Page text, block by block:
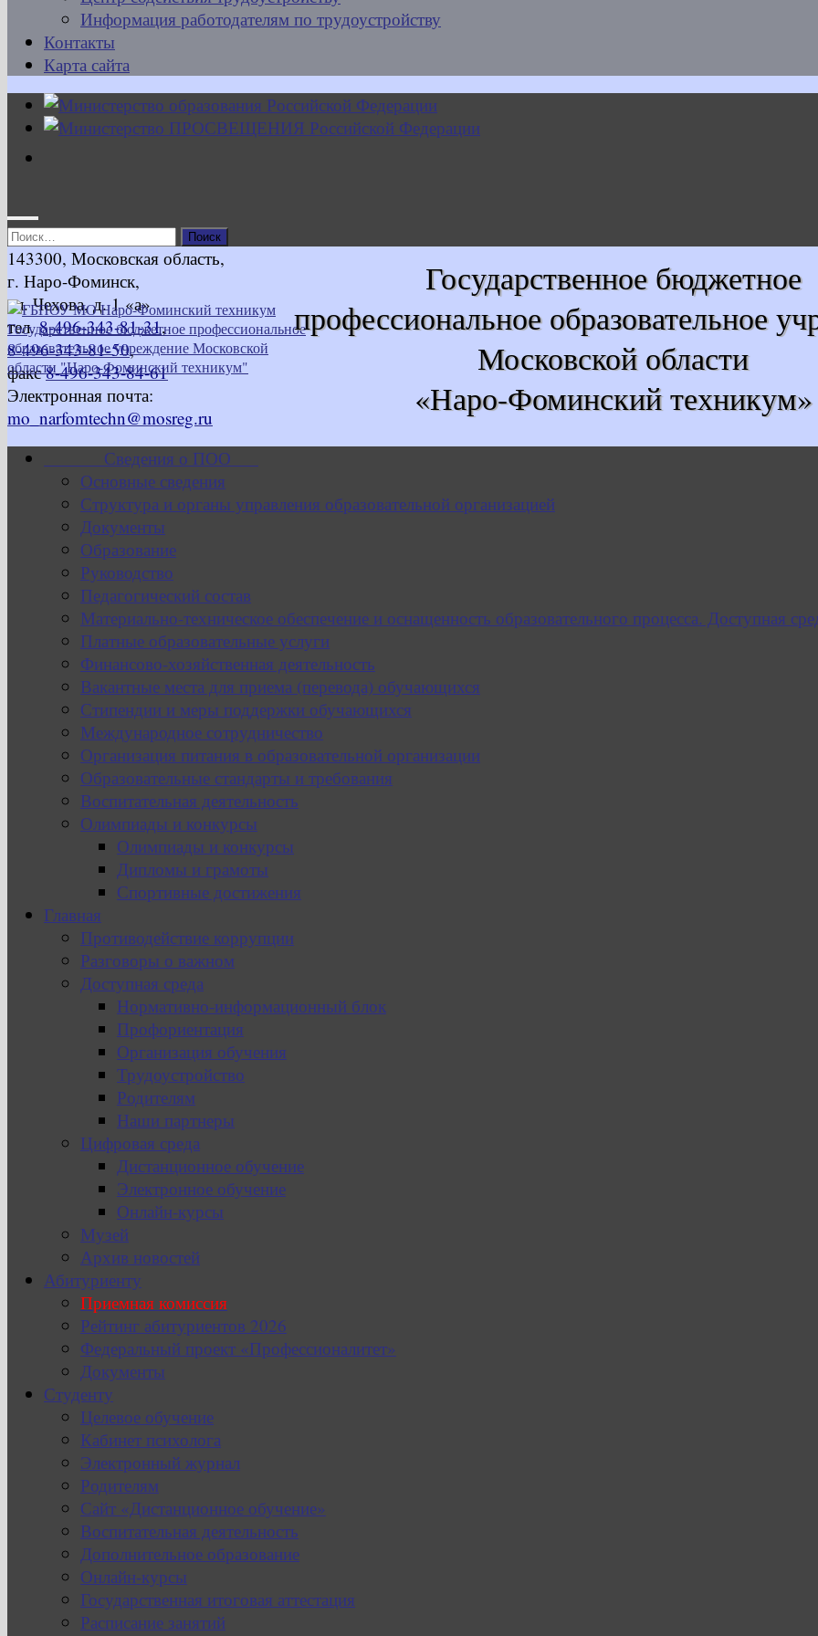
Информация работодателям по трудоустройству
Контакты
Карта сайта
Найти:
Государственное бюджетное
профессиональное образовательное
Московской области
«Наро-Фоминский техникум»
143300, Московская область,
г. Наро-Фоминск,
ул. Чехова, д. 1 «а»
тел.8-496-343-81-31,
8-496-343-81-50,
факс8-496-343-84-61
Электронная почта:
mo_narfomtechn@mosreg.ru
Сведения о ПОО
Основные сведения
Структура и органы управления образовательной организацией
Документы
Образование
Руководство
Педагогический состав
Материально-техническое обеспечение и оснащенность образовательного процесса. Доступная
Платные образовательные услуги
Финансово-хозяйственная деятельность
Вакантные места для приема (перевода) обучающихся
Стипендии и меры поддержки обучающихся
Международное сотрудничество
Организация питания в образовательной организации
Образовательные стандарты и требования
Воспитательная деятельность
Олимпиады и конкурсы
Олимпиады и конкурсы
Дипломы и грамоты
Спортивные достижения
Главная
Противодействие коррупции
Разговоры о важном
Доступная среда
Нормативно-информационный блок
Профориентация
Организация обучения
Трудоустройство
Родителям
Наши партнеры
Цифровая среда
Дистанционное обучение
Электронное обучение
Онлайн-курсы
Музей
Архив новостей
Абитуриенту
Приемная комиссия
Рейтинг абитуриентов 2026
Федеральный проект «Профессионалитет»
Документы
Студенту
Целевое обучение
Кабинет психолога
Электронный журнал
Родителям
Сайт «Дистанционное обучение»
Воспитательная деятельность
Дополнительное образование
Онлайн-курсы
Государственная итоговая аттестация
Расписание занятий